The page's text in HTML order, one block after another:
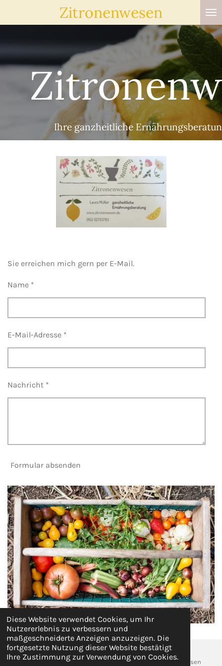
Diese Website verwendet Cookies, um Ihr
Nutzererlebnis zu verbessern und
maßgeschneiderte Anzeigen anzuzeigen. Die
fortgesetzte Nutzung dieser Website bestätigt
Ihre Zustimmung zur Verwendung von Cookies.
Hauptinhalt
Zitronenwesen
Ihre ganzheitliche
Sie erreichen mich gern per E-Mail.
Name *
E-Mail-Adresse *
Nachricht *
Formular absenden
© 2024 - 2026 ganzheitliche Ernährungsberatung Zitronenwesen